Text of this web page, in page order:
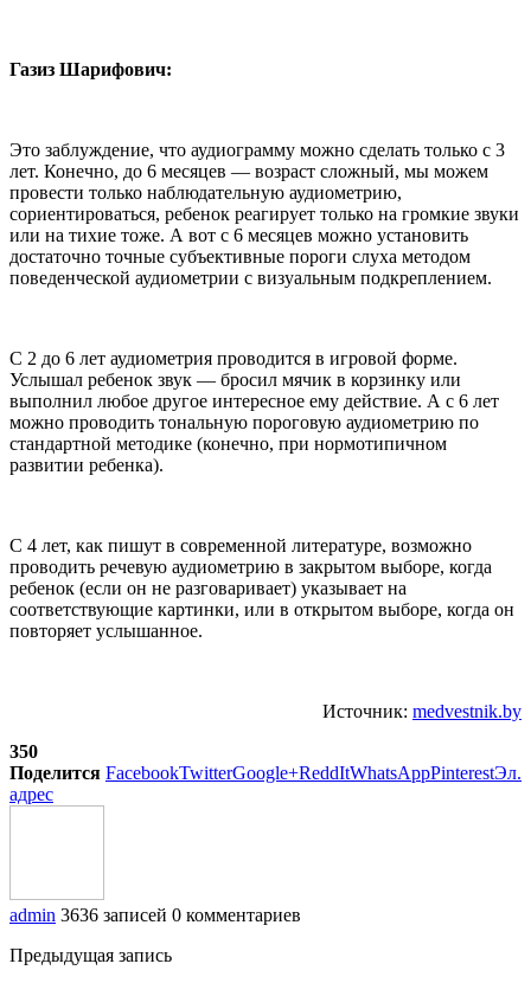
Газиз Шарифович:
Это заблуждение, что аудиограмму можно сделать только с 3
лет. Конечно, до 6 месяцев — возраст сложный, мы можем
провести только наблюдательную аудиометрию,
сориентироваться, ребенок реагирует только на громкие звуки
или на тихие тоже. А вот с 6 месяцев можно установить
достаточно точные субъективные пороги слуха методом
поведенческой аудиометрии с визуальным подкреплением.
С 2 до 6 лет аудиометрия проводится в игровой форме.
Услышал ребенок звук — бросил мячик в корзинку или
выполнил любое другое интересное ему действие. А с 6 лет
можно проводить тональную пороговую аудиометрию по
стандартной методике (конечно, при нормотипичном
развитии ребенка).
С 4 лет, как пишут в современной литературе, возможно
проводить речевую аудиометрию в закрытом выборе, когда
ребенок (если он не разговаривает) указывает на
соответствующие картинки, или в открытом выборе, когда он
повторяет услышанное.
Источник: medvestnik.by
350
Поделится FacebookTwitterGoogle+ReddItWhatsAppPinterestЭл.
адрес
admin 3636 записей 0 комментариев
Предыдущая запись